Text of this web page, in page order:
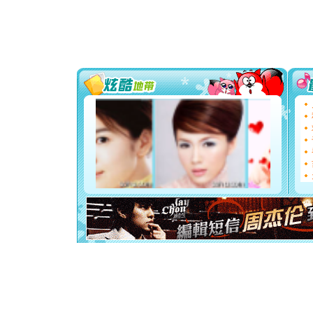
能正大光
都要快乐
[圣诞节]
如意,快
[元旦]
断电。
你是我
[元旦]
起；二
离。水
[元旦]当
泣，这痛
卖了。水
[春节]风
颜！冬去